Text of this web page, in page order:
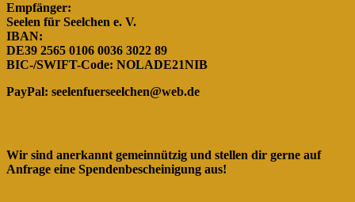
Empfänger:
Seelen für Seelchen e. V.
IBAN:
DE39 2565 0106 0036 3022 89
BIC-/SWIFT-Code: NOLADE21NIB
PayPal: seelenfuerseelchen@web.de
Wir sind anerkannt gemeinnützig und stellen dir gerne auf
Anfrage eine Spendenbescheinigung aus!